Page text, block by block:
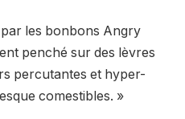
par les bonbons Angry
penché sur des lèvres
percutantes et hyper-
comestibles. »